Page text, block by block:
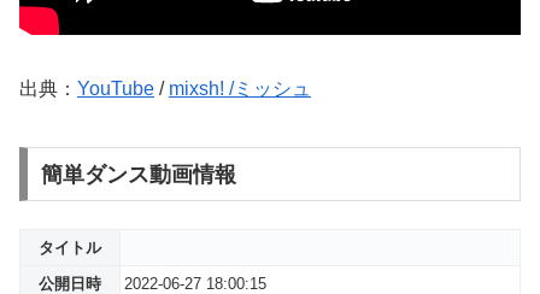
出典： YouTube / mixsh! /ミッシュ
簡単ダンス動画情報
タイトル
公開日時
2022-06-27 18:00:15